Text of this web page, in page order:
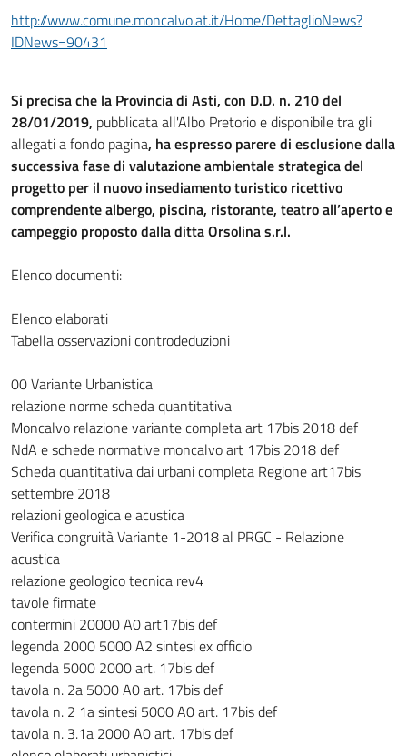
http://www.comune.moncalvo.at.it/Home/DettaglioNews?
IDNews=90431
Si precisa che la Provincia di Asti, con D.D. n. 210 del
28/01/2019, pubblicata all'Albo Pretorio e disponibile tra gli
allegati a fondo pagina, ha espresso parere di esclusione dalla
successiva fase di valutazioneambientale strategica del
progetto per il nuovo insediamentoturistico ricettivo
comprendente albergo, piscina, ristorante, teatroall’aperto e
campeggio proposto dalla ditta Orsolina s.r.l.
Elenco documenti:
Elenco elaborati
Tabella osservazioni controdeduzioni
00 Variante Urbanistica
relazione norme scheda quantitativa
Moncalvo relazione variante completa art 17bis 2018 def
NdA e schede normative moncalvo art 17bis 2018 def
Scheda quantitativa dai urbani completa Regione art17bis
settembre 2018
relazioni geologica e acustica
Verifica congruità Variante 1-2018 al PRGC - Relazione
acustica
relazione geologico tecnica rev4
tavole firmate
contermini 20000 A0 art17bis def
legenda 2000 5000 A2 sintesi ex officio
legenda 5000 2000 art. 17bis def
tavola n. 2a 5000 A0 art. 17bis def
tavola n. 2 1a sintesi 5000 A0 art. 17bis def
tavola n. 3.1a 2000 A0 art. 17bis def